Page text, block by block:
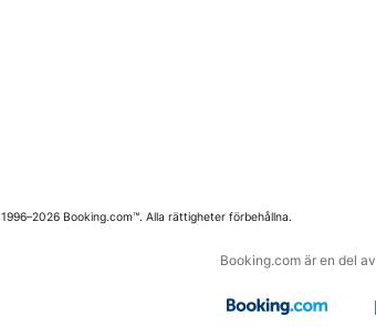
Booking.com™. Alla rättigheter förbehållna.
Booking.com är en del